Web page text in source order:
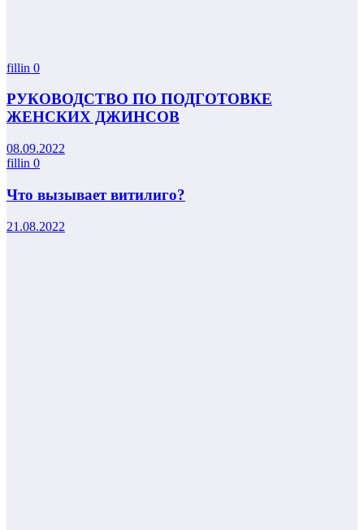
fillin 0
РУКОВОДСТВО ПО ПОДГОТОВКЕ
ЖЕНСКИХ ДЖИНСОВ
08.09.2022
fillin 0
Что вызывает витилиго?
21.08.2022